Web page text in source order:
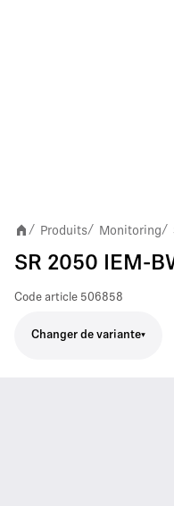
/ Produits/ Monitoring/
SR 2050 IEM-
Code article 506858
Changer de variante